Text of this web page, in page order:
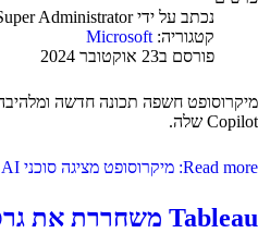
נכתב על ידיAdministrator
קטגוריה: Microsoft
פורסם ב23 אוקטובר 2024
מיקרוסופט חשפה תכונה חדשה
Copilot שלה.
Read more: מיקרוסופט מציגה סוכני AI אוטונומיים שיכולים 'לפעול בשמך'